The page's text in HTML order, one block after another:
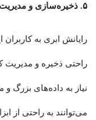
۵. ذخیره‌سازی و مدیریت داده‌ها
رایانش ابری به
راحتی ذخیره و مدیریت
نیاز به داده‌های بزرگ و
می‌توانند به راحتی از